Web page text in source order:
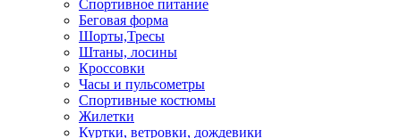
Спортивное питание
Беговая форма
Шорты,Тресы
Штаны, лосины
Кроссовки
Часы и пульсометры
Спортивные костюмы
Жилетки
Куртки, ветровки, дождевики